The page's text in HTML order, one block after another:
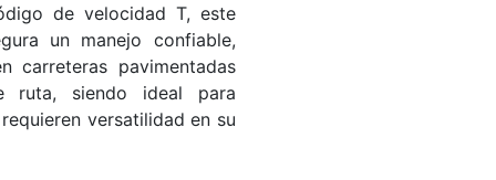
de velocidad T, este
un manejo confiable,
carreteras pavimentadas
ruta, siendo ideal para
versatilidad en su